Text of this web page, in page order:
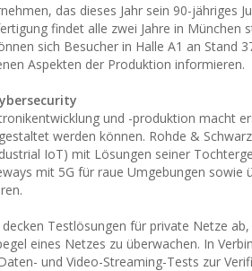
das dieses Jahr sein 90-jähriges
findet alle zwei Jahre in
sich Besucher in Halle A1 an Stand
Aspekten der Produktion informieren.
und -produktion macht
werden können. Rohde &
IoT) mit Lösungen seiner
mit 5G für raue Umgebungen
Testlösungen für private Netze
eines Netzes zu überwachen. In
und Video-Streaming-Tests zur